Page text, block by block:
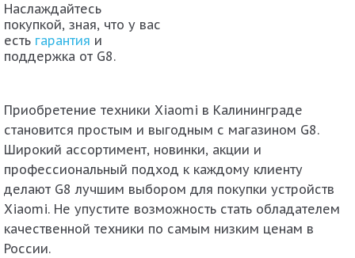
Наслаждайтесь
покупкой, зная, что у вас
есть гарантия и
поддержка от G8.
Приобретение техники Xiaomi в Калининграде
становится простым и выгодным с магазином G8.
Широкий ассортимент, новинки, акции и
профессиональный подход к каждому клиенту
делают G8 лучшим выбором для покупки устройств
Xiaomi. Не упустите возможность стать обладателем
качественной техники по самым низким ценам в
России.